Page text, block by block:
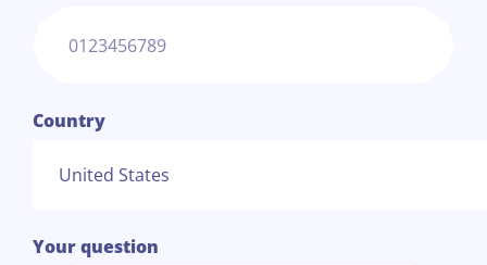
Country
Your question